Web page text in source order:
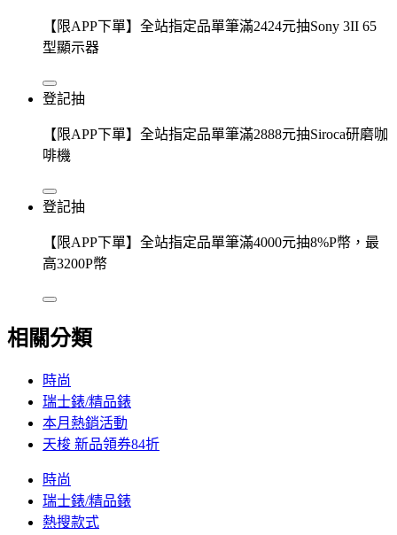
【限APP下單】全站指定品單筆滿2424元抽Sony 3II 65
型顯示器
登記抽
【限APP下單】全站指定品單筆滿2888元抽Siroca研磨咖
啡機
登記抽
【限APP下單】全站指定品單筆滿4000元抽8%P幣，最
高3200P幣
相關分類
時尚
瑞士錶/精品錶
本月熱銷活動
天梭 新品領券84折
時尚
瑞士錶/精品錶
熱搜款式